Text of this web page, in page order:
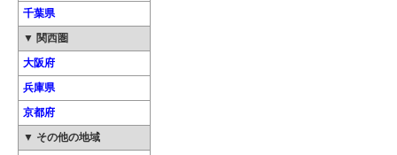
千葉県
▼ 関西圏
大阪府
兵庫県
京都府
▼ その他の地域